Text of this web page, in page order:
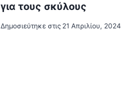
για τους σκύλους
Δημοσιεύτηκε στις 21 Απριλίου, 2024